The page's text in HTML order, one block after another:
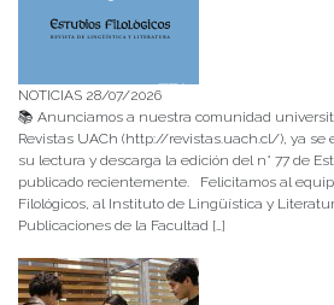
NOTICIAS 28/07/2026
📚 Anunciamos a nuestra comunidad
Revistas UACh (http://revistas.uach.cl/), ya se
su lectura y descarga la edición del n° 77 de
publicado recientemente. Felicitamos al
Filológicos, al Instituto de Lingüística y
Publicaciones de la Facultad […]